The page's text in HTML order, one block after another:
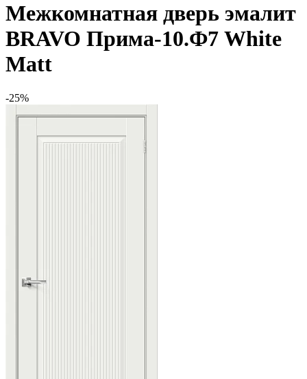
Межкомнатная дверь эмалит
BRAVO Прима-10.Ф7 White
Matt
-25%